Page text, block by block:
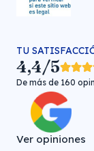
TU
4,4/5
De más de 160
Ver opiniones